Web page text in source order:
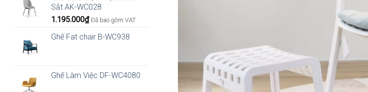
Sắt AK-WC028
1.195.000₫ Đã bao gồm VAT
Ghế Fat chair B-WC938
Ghế Làm Việc DF-WC4080